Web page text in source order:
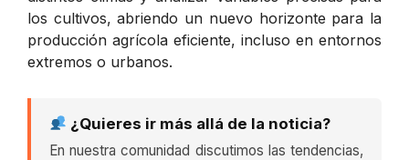
los cultivos, abriendo un nuevo horizonte para la
producción agrícola eficiente, incluso en entornos
extremos o urbanos.
¿Quieres ir más allá de la noticia?
En nuestra comunidad discutimos las tendencias,